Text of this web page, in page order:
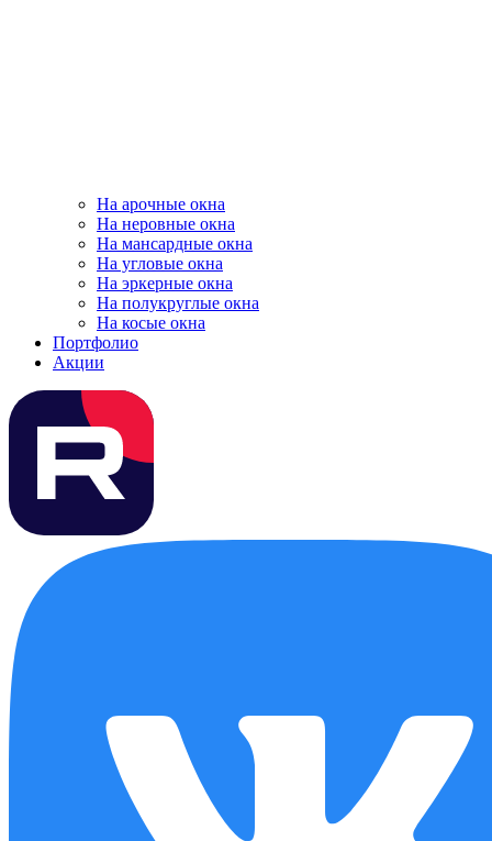
На арочные окна
На неровные окна
На мансардные окна
На угловые окна
На эркерные окна
На полукруглые окна
На косые окна
Портфолио
Акции